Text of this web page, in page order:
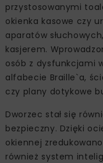
przystosowanymi
okienka kasowe czy
aparatów
kasjerem.
osób z dysfunkcjami
alfabecie Braille`a,
czy plany dotykowe
Dworzec stał się
bezpieczny. Dzięki
okiennej
również system